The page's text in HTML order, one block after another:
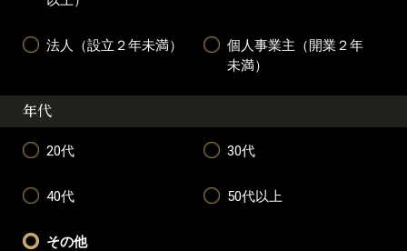
法人（設立２年未満）
個人事業主（開業２年
未満）
年代
20代 30代
40代 50代以上
その他